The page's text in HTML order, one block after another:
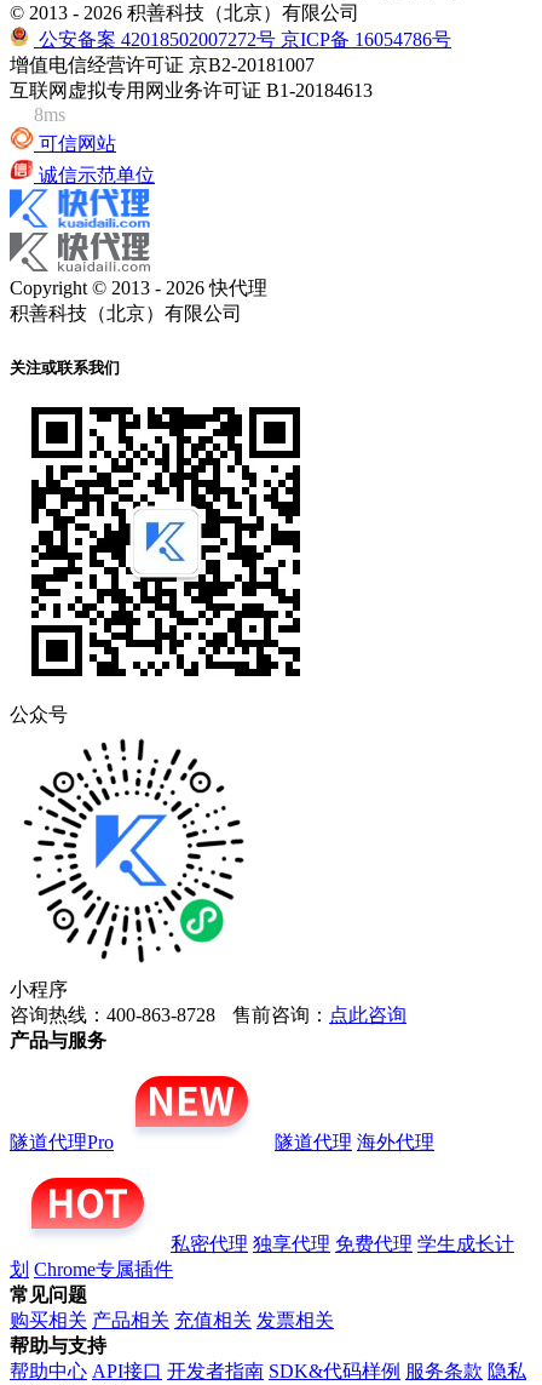
© 2013 - 2026 积善科技（北京）有限公司
公安备案 42018502007272号 京ICP备 16054786号
增值电信经营许可证 京B2-20181007
互联网虚拟专用网业务许可证 B1-20184613
8ms
可信网站
诚信示范单位
Copyright © 2013 - 2026 快代理
积善科技（北京）有限公司
关注或联系我们
公众号
小程序
咨询热线：400-863-8728
售前咨询： 点此咨询
产品与服务
隧道代理Pro 隧道代理 海外代理
私密代理 独享代理 免费代理 学生成长计
划 Chrome专属插件
常见问题
购买相关 产品相关 充值相关 发票相关
帮助与支持
帮助中心 API接口 开发者指南 SDK&代码样例 服务条款 隐私